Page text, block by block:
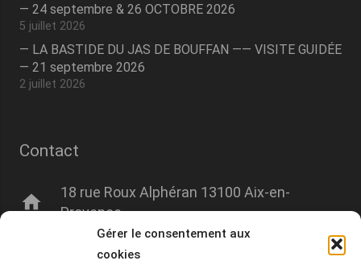
Gérer le consentement aux
cookies
— 24 septembre & 26 OCTOBRE 2026
5 juillet 2026
— LA BASTIDE DU JAS DE BOUFFAN —— VISITE GUIDÉE
— 21 septembre 2026
2 juillet 2026
Contact
home
18 rue Roux Alphéran 13100 Aix-en-
Provence
contact@amisdumuseegranet.fr